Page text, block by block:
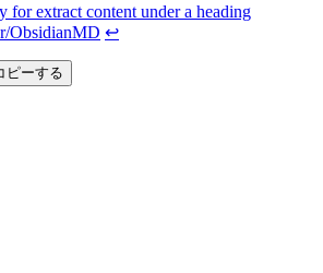
for extract content under a heading
ObsidianMD ↩︎
ピーする